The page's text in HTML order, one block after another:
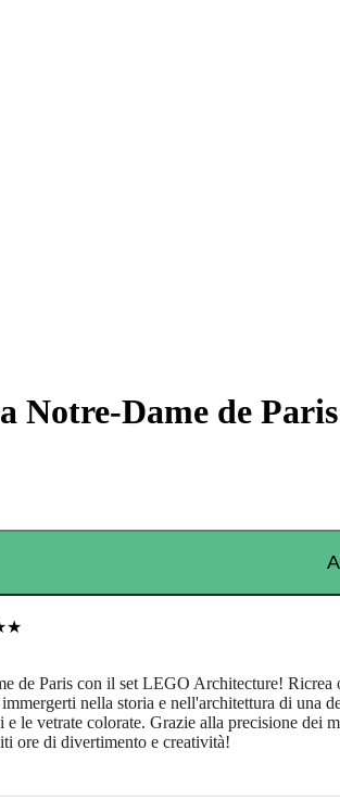
Notre-Dame de Paris
de Paris con il set LEGO Architecture!
nella storia e nell'architettura di
le vetrate colorate. Grazie alla precisione
ore di divertimento e creatività!